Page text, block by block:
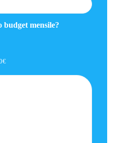
budget mensile?